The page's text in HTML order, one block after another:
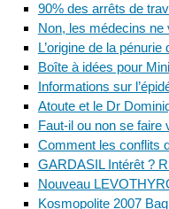
90% des arrêts de
Non, les médecins
L’origine de la
Boîte à idées pour
Informations sur
Atoute et le Dr
Faut-il ou non se faire
Comment les conflits
GARDASIL Intérêt ?
Nouveau
Kosmopolite 2007